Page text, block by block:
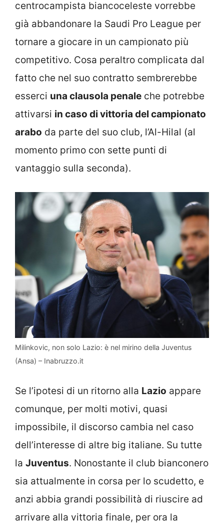
centrocampista biancoceleste vorrebbe
già abbandonare la Saudi Pro League per
tornare a giocare in un campionato più
competitivo. Cosa peraltro complicata dal
fatto che nel suo contratto sembrerebbe
esserci una clausola penale che potrebbe
attivarsi in caso di vittoria del campionato
arabo da parte del suo club, l’Al-Hilal (al
momento primo con sette punti di
vantaggio sulla seconda).
Milinkovic, non solo Lazio: è nel mirino della Juventus
(Ansa) – Inabruzzo.it
Se l’ipotesi di un ritorno alla Lazio appare
comunque, per molti motivi, quasi
impossibile, il discorso cambia nel caso
dell’interesse di altre big italiane. Su tutte
la Juventus. Nonostante il club bianconero
sia attualmente in corsa per lo scudetto, e
anzi abbia grandi possibilità di riuscire ad
arrivare alla vittoria finale, per ora la